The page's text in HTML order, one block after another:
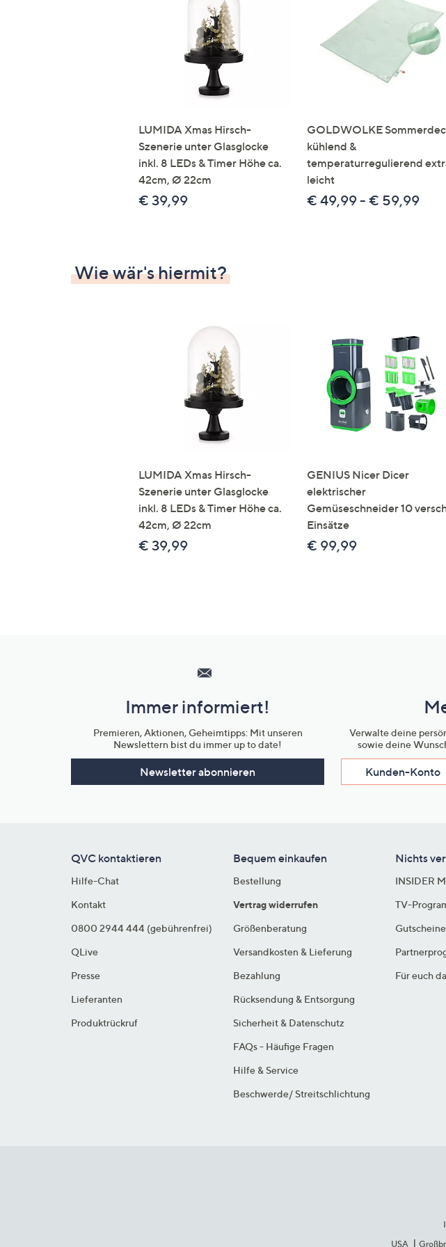
Touch-
Geräten
rechts,
um
diese
anzuzeigen.
LUMIDA Xmas Hirsch-
Szenerie unter Glasglocke
inkl. 8 LEDs & Timer Höhe ca.
42cm, Ø 22cm
€ 39,99
GOLDWOLKE
kühlend &
temperaturregulierend
leicht
€ 49,99 - € 59,99
Wie wär's hiermit?
LUMIDA Xmas Hirsch-
Szenerie unter Glasglocke
inkl. 8 LEDs & Timer Höhe ca.
42cm, Ø 22cm
€ 39,99
GENIUS Nicer Dicer
elektrischer
Gemüseschneider 10
Einsätze
€ 99,99
Unternehmensinformationen
Immer informiert!
Premieren, Aktionen, Geheimtipps: Mit unseren
Newslettern bist du immer up to date!
Newsletter abonnieren
Verwalte deine
sowie deine
Kunden-Konto
QVC kontaktieren
Hilfe-Chat
Kontakt
0800 2944 444 (gebührenfrei)
QLive
Presse
Lieferanten
Produktrückruf
Bequem einkaufen
Bestellung
Vertrag widerrufen
Größenberatung
Versandkosten & Lieferung
Bezahlung
Rücksendung & Entsorgung
Sicherheit & Datenschutz
FAQs - Häufige Fragen
Hilfe & Service
Beschwerde/ Streitschlichtung
Nichts
INSIDER
TV-
Gutscheine
Für euch da
USA